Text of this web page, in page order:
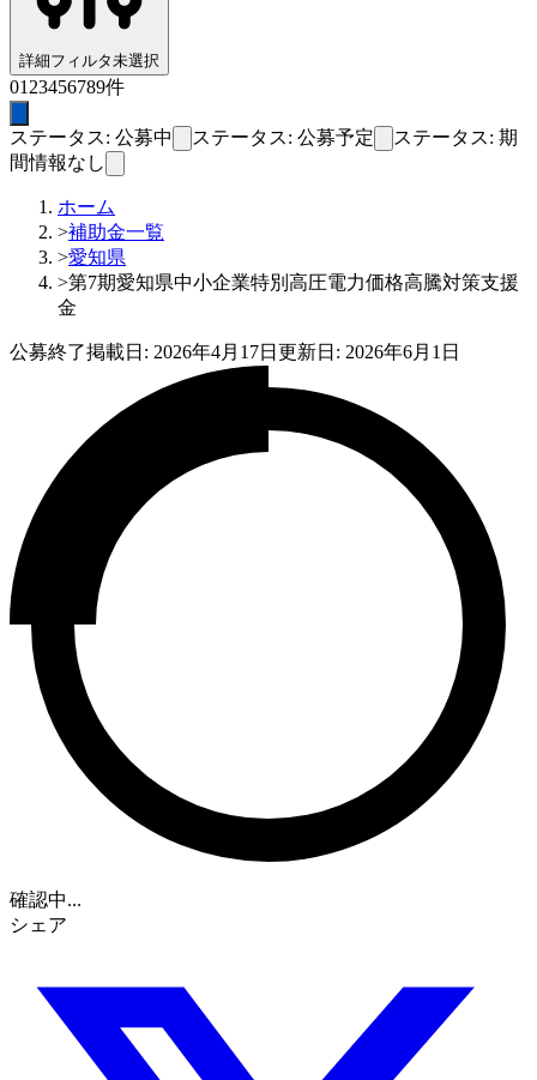
詳細フィルタ未選択
01 23456789件
ステータス: 公募中 ステータス: 公募予定
ステータス: 期
間情報なし
ホーム
>補助金一覧
>愛知県
>第7期愛知県中小企業特別高圧電力価格高騰対策支援
金
公募終了掲載日: 2026年4月17日 更新日: 2026年6月1日
確認中...
シェア